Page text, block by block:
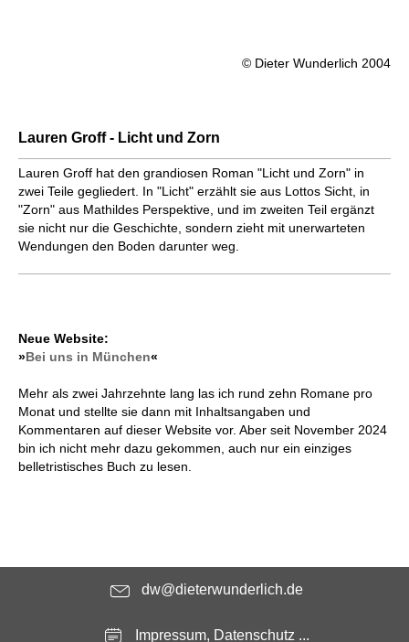
© Dieter Wunderlich 2004
Lauren Groff - Licht und Zorn
Lauren Groff hat den grandiosen Roman "Licht und Zorn" in
zwei Teile gegliedert. In "Licht" erzählt sie aus Lottos Sicht, in
"Zorn" aus Mathildes Perspektive, und im zweiten Teil ergänzt
sie nicht nur die Geschichte, sondern zieht mit unerwarteten
Wendungen den Boden darunter weg.
Neue Website:
»Bei uns in München«
Mehr als zwei Jahrzehnte lang las ich rund zehn Romane pro
Monat und stellte sie dann mit Inhaltsangaben und
Kommentaren auf dieser Website vor. Aber seit November 2024
bin ich nicht mehr dazu gekommen, auch nur ein einziges
belletristisches Buch zu lesen.
dw@dieterwunderlich.de
Impressum, Datenschutz ...